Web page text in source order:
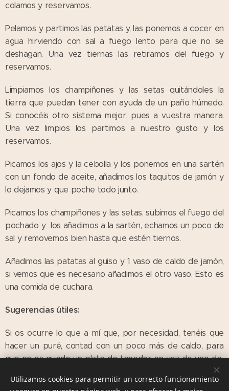
colamos y reservamos.
Pelamos y partimos las patatas y, las ponemos a cocer en
agua hirviendo con sal a fuego lento para que no se
deshagan. Una vez tiernas las retiramos del fuego y
reservamos.
Limpiamos los champiñones y las setas quitándoles la
tierra que puedan tener con ayuda de un paño húmedo.
Si conocéis otro sistema mejor, pues a vuestra manera.
Una vez limpios los partimos a nuestro gusto y los
reservamos.
Picamos los ajos y la cebolla y los ponemos en una sartén
con un fondo de aceite, añadimos los taquitos de jamón y
lo dejamos y que poche todo junto.
Picamos los champiñones y las setas, subimos el fuego del
pochado y los añadimos a la sartén, echamos un poco de
sal y removemos bien hasta que estén tiernos.
Añadimos las patatas al guiso y 1 vaso de caldo de jamón,
si vemos que es necesario añadimos el otro vaso. Esto es
una comida de cuchara.
Sugerencias útiles:
Si os ocurre lo que a mí que, por necesidad, tenéis que
hacer un puré, contad con un poco más de caldo, para
que no os quede un plato de tenedor en vez de uno de
Utilizamos cookies para permitir un correcto funcionamiento